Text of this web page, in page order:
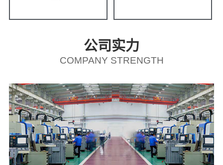
公司实力
COMPANY STRENGTH